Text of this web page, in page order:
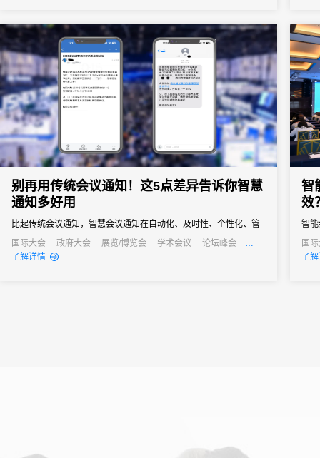
别再用传统会议通知！这5点差异告诉你智慧
通知多好用
比起传统会议通知，智慧会议通知在自动化、及时性、个性化、管
理效率和AI应用上都有明显优势。
国际大会 政府大会 展览/博览会 学术会议
论坛峰会
线上活动
线上展会
了解详情
智
效
智
的
本。
国
产
了